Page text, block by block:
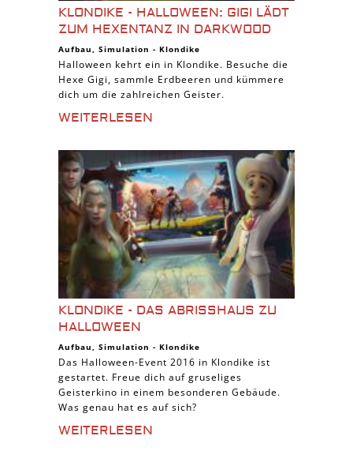
KLONDIKE - HALLOWEEN: GIGI LÄDT
ZUM HEXENTANZ IN DARKWOOD
Aufbau, Simulation - Klondike
Halloween kehrt ein in Klondike. Besuche die
Hexe Gigi, sammle Erdbeeren und kümmere
dich um die zahlreichen Geister.
WEITERLESEN
KLONDIKE - DAS ABRISSHAUS ZU
HALLOWEEN
Aufbau, Simulation - Klondike
Das Halloween-Event 2016 in Klondike ist
gestartet. Freue dich auf gruseliges
Geisterkino in einem besonderen Gebäude.
Was genau hat es auf sich?
WEITERLESEN